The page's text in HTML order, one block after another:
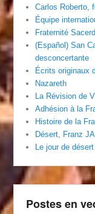
Carlos Roberto,
Équipe
Fraternité
(Español) San
desconcertante
Écrits originaux
Nazareth
La Révision de
Adhésion à la
Histoire de la
Désert, Franz
Le jour de désert
Postes en